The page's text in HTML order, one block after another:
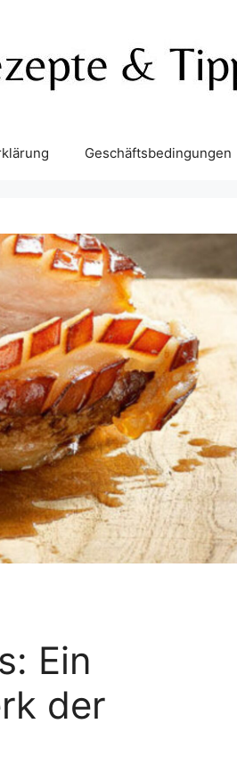
Geschäftsbedingungen
Ein
der